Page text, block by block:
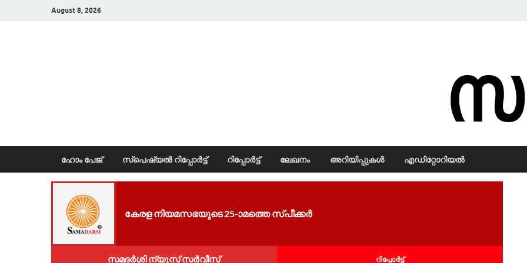
August 8, 2026
ഹോം പേജ് സ്പെഷ്യൽ റിപ്പോര്‍ട്ട് റിപ്പോര്‍ട്ട് ലേഖനം അറിയിപ്പുകള്‍ എഡിറ്റോറിയല്‍
കേ​ര​ള നി​യ​മ​സ​ഭ​യു​ടെ 25-ാമത്തെ സ്പീ​ക്ക​ർ
സമദർശി ന്യൂസ് സർവീസ് റിപ്പോര്‍ട്ട്